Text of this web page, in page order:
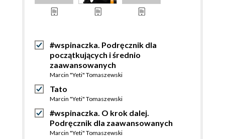
#wspinaczka. Podręcznik dla
początkujących i średnio
zaawansowanych
Marcin "Yeti" Tomaszewski
Tato
Marcin "Yeti" Tomaszewski
#wspinaczka. O krok dalej.
Podręcznik dla zaawansowanych
Marcin "Yeti" Tomaszewski